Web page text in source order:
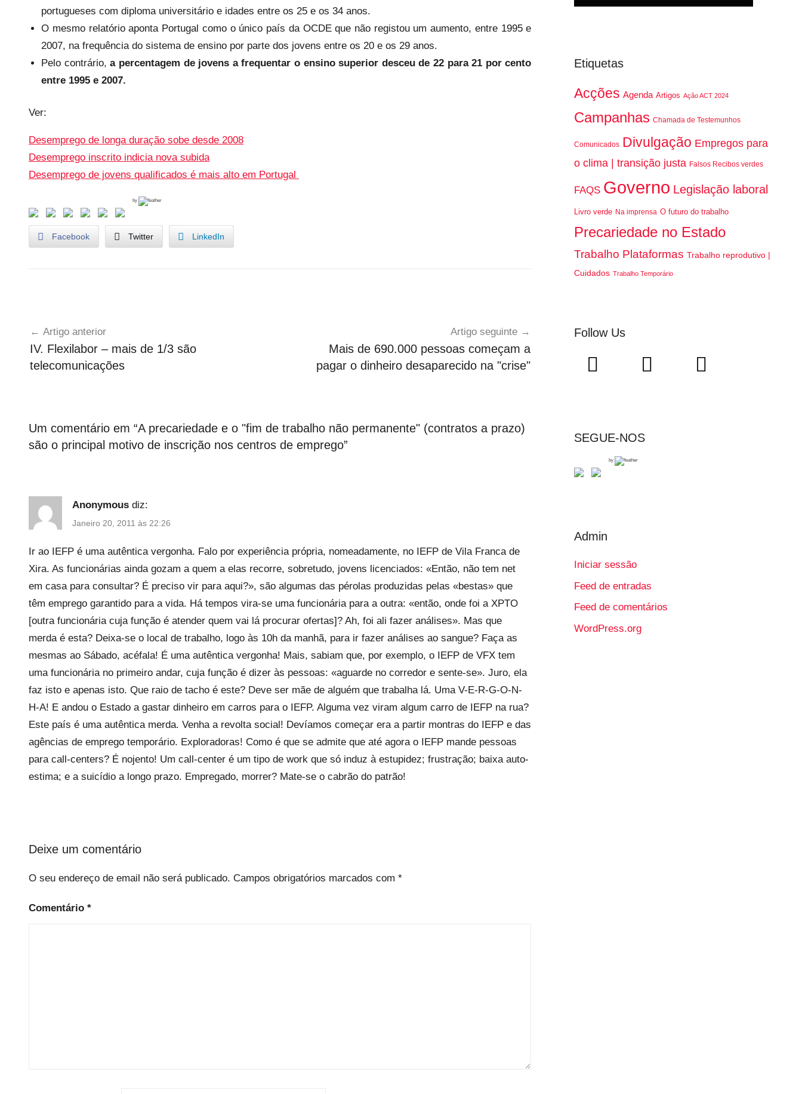
i
s
portugueses com diploma universitário e idades entre os 25 e os 34 anos.
O mesmo relatório aponta Portugal como o único país da OCDE que não registou um aumento, entre 1995 e
2007, na frequência do sistema de ensino por parte dos jovens entre os 20 e os 29 anos.
Pelo contrário,a percentagem de jovens a frequentar o ensino superior desceu de 22 para 21 por cento
entre 1995 e 2007.
Ver:
Desemprego de longa duração sobe desde 2008
Desemprego inscrito indicia nova subida
Desemprego de jovens qualificados é mais alto em Portugal
by
Facebook Twitter LinkedIn
c
t
r
i
artigos
Artigo anterior
IV. Flexilabor – mais de 1/3 são
telecomunicações
Artigo seguinte
Mais de 690.000 pessoas começam a
pagar o dinheiro desaparecido na "crise"
Um comentário em “A precariedade e o "fim de trabalho não permanente" (contratos a prazo)
são o principal motivo de inscrição nos centros de emprego”
Anonymous diz:
Janeiro 20, 2011 às 22:26
Ir ao IEFP é uma autêntica vergonha. Falo por experiência própria, nomeadamente, no IEFP de Vila Franca de
Xira. As funcionárias ainda gozam a quem a elas recorre, sobretudo, jovens licenciados: «Então, não tem net
em casa para consultar? É preciso vir para aqui?», são algumas das pérolas produzidas pelas «bestas» que
têm emprego garantido para a vida. Há tempos vira-se uma funcionária para a outra: «então, onde foi a XPTO
[outra funcionária cuja função é atender quem vai lá procurar ofertas]? Ah, foi ali fazer análises». Mas que
merda é esta? Deixa-se o local de trabalho, logo às 10h da manhã, para ir fazer análises ao sangue? Faça as
mesmas ao Sábado, acéfala! É uma autêntica vergonha! Mais, sabiam que, por exemplo, o IEFP de VFX tem
uma funcionária no primeiro andar, cuja função é dizer às pessoas: «aguarde no corredor e sente-se». Juro, ela
faz isto e apenas isto. Que raio de tacho é este? Deve ser mãe de alguém que trabalha lá. Uma V-E-R-G-O-N-
H-A! E andou o Estado a gastar dinheiro em carros para o IEFP. Alguma vez viram algum carro de IEFP na rua?
Este país é uma autêntica merda. Venha a revolta social! Devíamos começar era a partir montras do IEFP e das
agências de emprego temporário. Exploradoras! Como é que se admite que até agora o IEFP mande pessoas
para call-centers? É nojento! Um call-center é um tipo de work que só induz à estupidez; frustração; baixa auto-
estima; e a suicídio a longo prazo. Empregado, morrer? Mate-se o cabrão do patrão!
Deixe um comentário
O seu endereço de email não será publicado. Campos obrigatórios marcados com *
Comentário *
Etiquetas
Acções Agenda Artigos Ação ACT 2024
Campanhas Chamada de Testemunhos
Comunicados Divulgação Empregos para
o clima | transição justa Falsos Recibos verdes
FAQS Governo Legislação laboral
Livro verde Na imprensa O futuro do trabalho
Precariedade no Estado
Trabalho Plataformas Trabalho reprodutivo |
Cuidados Trabalho Temporário
Follow Us
SEGUE-NOS
by
Admin
Iniciar sessão
Feed de entradas
Feed de comentários
WordPress.org